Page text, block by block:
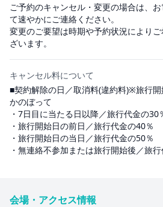
ご予約のキャンセル・変更の場合は、
て速やかにご連絡ください。
変更のご要望は時期や予約状況により
ざいます。
キャンセル料について
■契約解除の日／取消料(違約料)※旅行
かのぼって
・7日目に当たる日以降／旅行代金の30
・旅行開始日の前日／旅行代金の40％
・旅行開始日の当日／旅行代金の50％
・無連絡不参加または旅行開始後／旅
会場・アクセス情報